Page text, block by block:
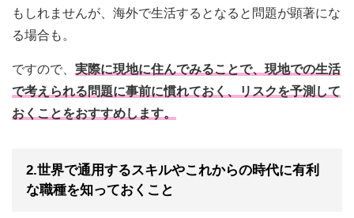
もしれませんが、海外で生活するとなると問題が顕著にな
る場合も。
ですので、 実際に現地に住んでみることで、現地での生活
で考えられる問題に事前に慣れておく、リスクを予測して
おくことをおすすめします。
2.世界で通用するスキルやこれからの時代に有利
な職種を知っておくこと